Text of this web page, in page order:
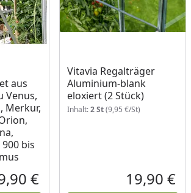
aus
Venus,
Merkur,
bis
Aktueller Preis
€
Vitavia Regalträger
Aluminium-blank
eloxiert (2 Stück)
Inhalt:2 St(9,95 €/St)
19,90 €